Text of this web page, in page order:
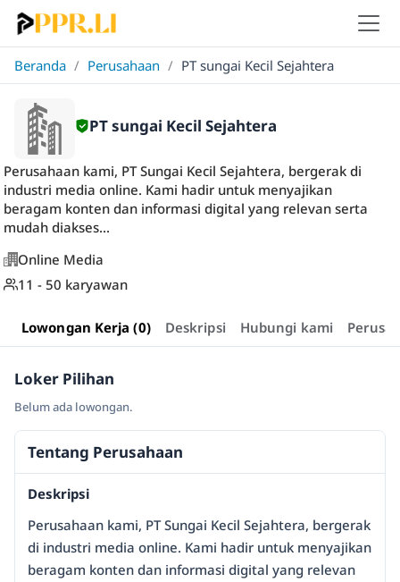
Beranda / Perusahaan / PT sungai Kecil Sejahtera
PT sungai Kecil Sejahtera
Perusahaan kami, PT Sungai Kecil Sejahtera, bergerak di
industri media online. Kami hadir untuk menyajikan
beragam konten dan informasi digital yang relevan serta
mudah diakses...
Online Media
11 - 50 karyawan
Lowongan Kerja (0) Deskripsi Hubungi kami
Loker Pilihan
Belum ada lowongan.
Tentang Perusahaan
Deskripsi
Perusahaan kami, PT Sungai Kecil Sejahtera, bergerak
di industri media online. Kami hadir untuk menyajikan
beragam konten dan informasi digital yang relevan